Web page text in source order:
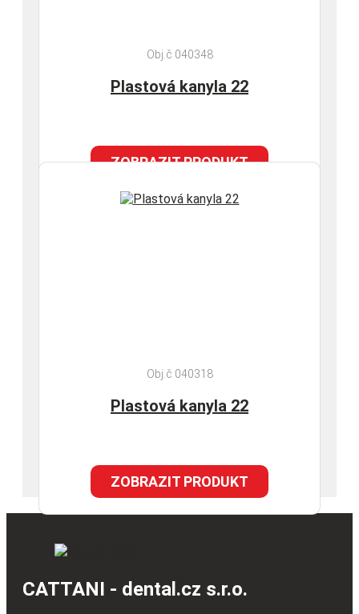
Obj.č 040348
Plastová kanyla 22
ZOBRAZIT PRODUKT
Obj.č 040318
Plastová kanyla 22
ZOBRAZIT PRODUKT
CATTANI - dental.cz s.r.o.